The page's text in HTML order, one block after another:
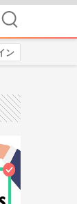
検索
ン